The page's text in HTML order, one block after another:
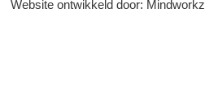
Website ontwikkeld door: Mindworkz